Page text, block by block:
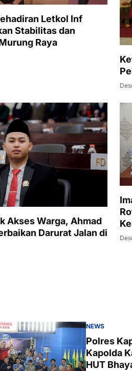
Letkol Inf
Stabilitas dan
Raya
Akses Warga, Ahmad
Darurat Jalan di
NEWS
Polres
Kapolda
HUT